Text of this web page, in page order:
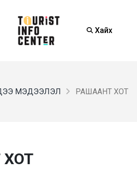
Хайх
МЭДЭЭЛЭЛ РАШААНТ ХОТ